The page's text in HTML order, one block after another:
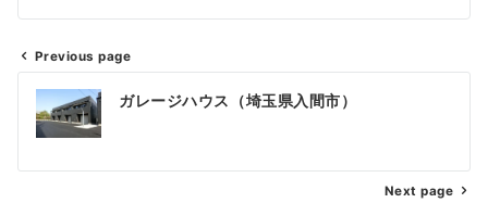
Previous page
ガレージハウス（埼玉県入間市）
Next page